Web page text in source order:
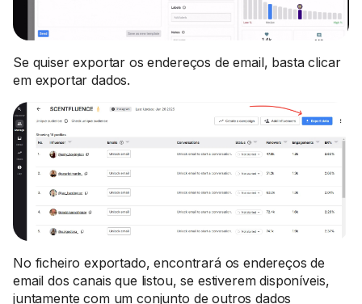
Se quiser exportar os endereços de email, basta clicar
em exportar dados.
No ficheiro exportado, encontrará os endereços de
email dos canais que listou, se estiverem disponíveis,
juntamente com um conjunto de outros dados